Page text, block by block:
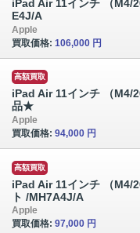
iPad Air 11インチ （M4/
E4J/A
Apple
買取価格: 106,000 円
高額買取
iPad Air 11インチ （
品★
Apple
買取価格: 94,000 円
高額買取
iPad Air 11インチ （M4/
ト /MH7A4J/A
Apple
買取価格: 97,000 円